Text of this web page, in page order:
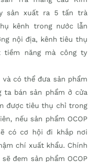
sản xuất ra 5 tấn trà
kênh trong nước lẫn
nội địa, kênh tiêu thụ
năng mà công ty
có thể đưa sản phẩm
ta bán sản phẩm ở cửa
được tiêu thụ chỉ trong
nếu sản phẩm OCOP
có cơ hội đi khắp nơi
chí xuất khẩu. Chính
đem sản phẩm OCOP